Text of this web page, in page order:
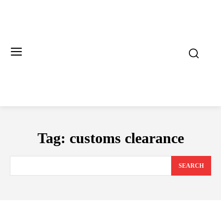
Tag: customs clearance
SEARCH